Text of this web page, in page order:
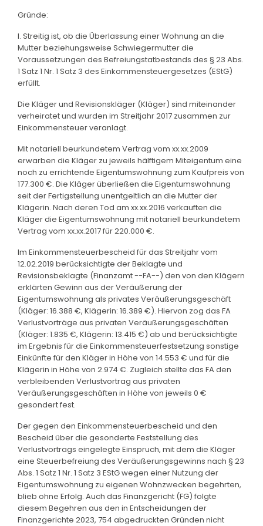
Gründe:
I. Streitig ist, ob die Überlassung einer Wohnung an die
Mutter beziehungsweise Schwiegermutter die
Voraussetzungen des Befreiungstatbestands des § 23 Abs.
1 Satz 1 Nr. 1 Satz 3 des Einkommensteuergesetzes (EStG)
erfüllt.
Die Kläger und Revisionskläger (Kläger) sind miteinander
verheiratet und wurden im Streitjahr 2017 zusammen zur
Einkommensteuer veranlagt.
Mit notariell beurkundetem Vertrag vom xx.xx.2009
erwarben die Kläger zu jeweils hälftigem Miteigentum eine
noch zu errichtende Eigentumswohnung zum Kaufpreis von
177.300 €. Die Kläger überließen die Eigentumswohnung
seit der Fertigstellung unentgeltlich an die Mutter der
Klägerin. Nach deren Tod am xx.xx.2016 verkauften die
Kläger die Eigentumswohnung mit notariell beurkundetem
Vertrag vom xx.xx.2017 für 220.000 €.
Im Einkommensteuerbescheid für das Streitjahr vom
12.02.2019 berücksichtigte der Beklagte und
Revisionsbeklagte (Finanzamt --FA--) den von den Klägern
erklärten Gewinn aus der Veräußerung der
Eigentumswohnung als privates Veräußerungsgeschäft
(Kläger: 16.388 €, Klägerin: 16.389 €). Hiervon zog das FA
Verlustvorträge aus privaten Veräußerungsgeschäften
(Kläger: 1.835 €, Klägerin: 13.415 €) ab und berücksichtigte
im Ergebnis für die Einkommensteuerfestsetzung sonstige
Einkünfte für den Kläger in Höhe von 14.553 € und für die
Klägerin in Höhe von 2.974 €. Zugleich stellte das FA den
verbleibenden Verlustvortrag aus privaten
Veräußerungsgeschäften in Höhe von jeweils 0 €
gesondert fest.
Der gegen den Einkommensteuerbescheid und den
Bescheid über die gesonderte Feststellung des
Verlustvortrags eingelegte Einspruch, mit dem die Kläger
eine Steuerbefreiung des Veräußerungsgewinns nach § 23
Abs. 1 Satz 1 Nr. 1 Satz 3 EStG wegen einer Nutzung der
Eigentumswohnung zu eigenen Wohnzwecken begehrten,
blieb ohne Erfolg. Auch das Finanzgericht (FG) folgte
diesem Begehren aus den in Entscheidungen der
Finanzgerichte 2023, 754 abgedruckten Gründen nicht